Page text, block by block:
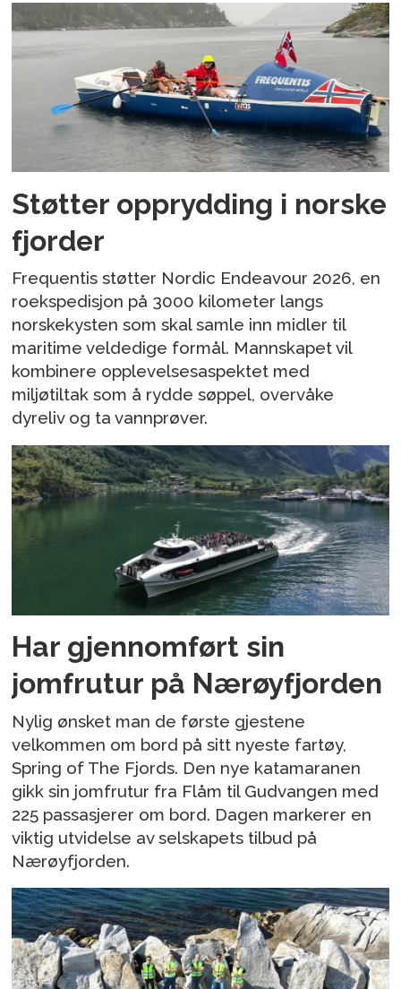
Støtter opprydding i norske
fjorder
Frequentis støtter Nordic Endeavour 2026, en
roekspedisjon på 3000 kilometer langs
norskekysten som skal samle inn midler til
maritime veldedige formål. Mannskapet vil
kombinere opplevelsesaspektet med
miljøtiltak som å rydde søppel, overvåke
dyreliv og ta vannprøver.
Har gjennomført sin
jomfrutur på Nærøyfjorden
Nylig ønsket man de første gjestene
velkommen om bord på sitt nyeste fartøy,
Spring of The Fjords. Den nye katamaranen
gikk sin jomfrutur fra Flåm til Gudvangen med
225 passasjerer om bord. Dagen markerer en
viktig utvidelse av selskapets tilbud på
Nærøyfjorden.